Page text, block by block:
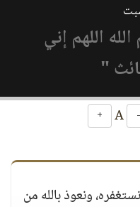
اللهم إني
"‏
-
+
ونعوذ بالله من